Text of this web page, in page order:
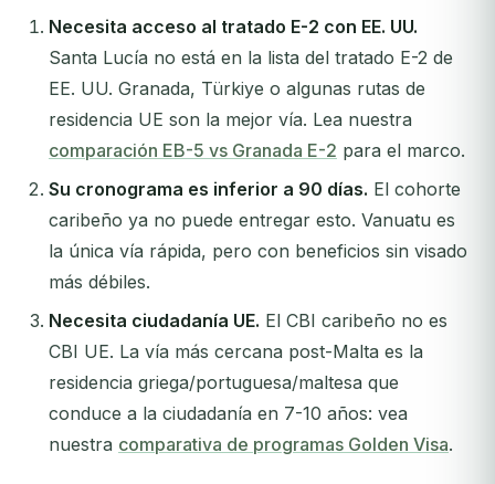
Necesita acceso al tratado E-2 con EE. UU.
Santa Lucía no está en la lista del tratado E-2 de
EE. UU. Granada, Türkiye o algunas rutas de
residencia UE son la mejor vía. Lea nuestra
comparación EB-5 vs Granada E-2 para el marco.
Su cronograma es inferior a 90 días. El cohorte
caribeño ya no puede entregar esto. Vanuatu es
la única vía rápida, pero con beneficios sin visado
más débiles.
Necesita ciudadanía UE. El CBI caribeño no es
CBI UE. La vía más cercana post-Malta es la
residencia griega/portuguesa/maltesa que
conduce a la ciudadanía en 7-10 años: vea
nuestra comparativa de programas Golden Visa.